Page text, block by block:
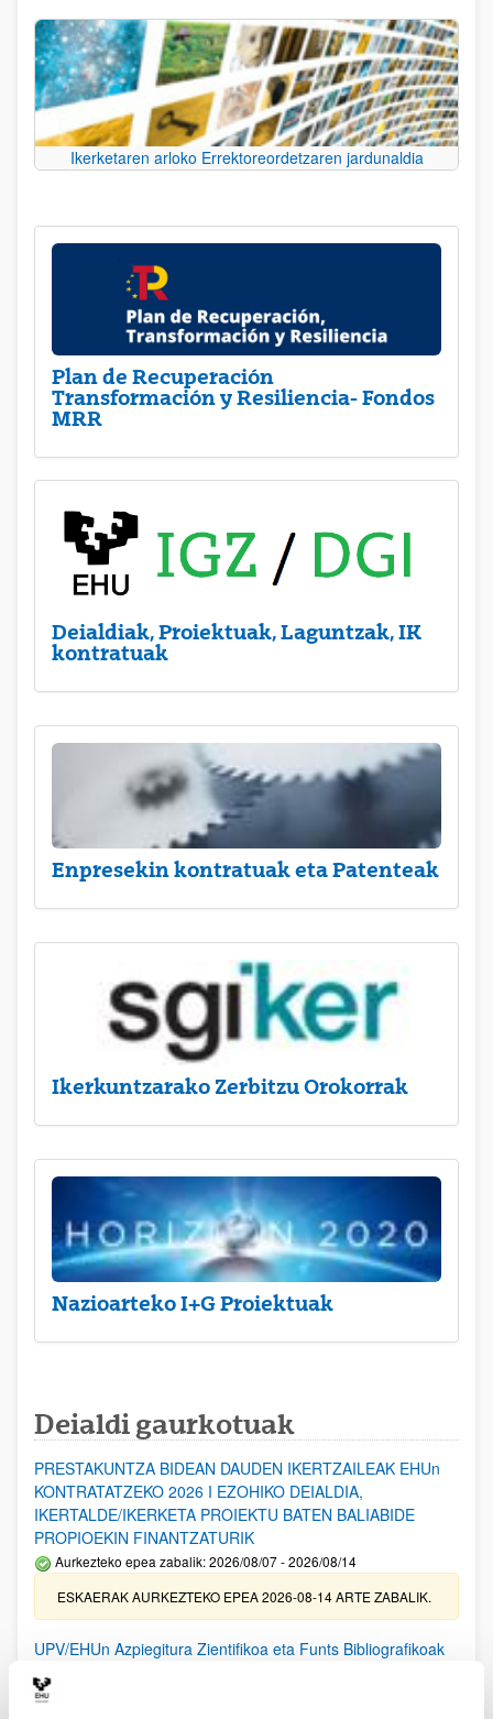
Ikerketaren arloko Errektoreordetzaren jardunaldia
Plan de Recuperación
Transformación y Resiliencia- Fondos
MRR
Deialdiak, Proiektuak, Laguntzak, IK
kontratuak
Enpresekin kontratuak eta Patenteak
Ikerkuntzarako Zerbitzu Orokorrak
Nazioarteko I+G Proiektuak
Deialdi gaurkotuak
PRESTAKUNTZA BIDEAN DAUDEN IKERTZAILEAK EHUn
KONTRATATZEKO 2026 I EZOHIKO DEIALDIA,
IKERTALDE/IKERKETA PROIEKTU BATEN BALIABIDE
PROPIOEKIN FINANTZATURIK
Aurkezteko epea zabalik: 2026/08/07 - 2026/08/14
ESKAERAK AURKEZTEKO EPEA 2026-08-14 ARTE ZABALIK.
UPV/EHUn Azpiegitura Zientifikoa eta Funts Bibliografikoak